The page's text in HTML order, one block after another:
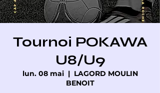
Tournoi POKAWA
U8/U9
lun. 08 mai
  |
LAGORD MOULIN
BENOIT